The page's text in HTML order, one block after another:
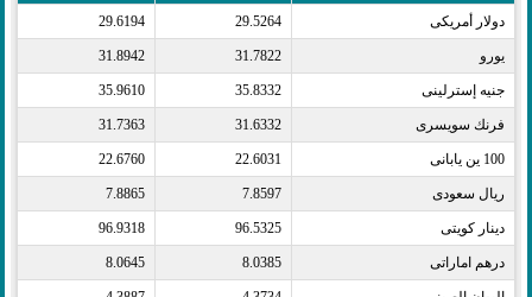
دولار أمريكى​ 29.5264
29.6194
يورو​ 31.7822
31.8942
جنيه إسترلينى​ 35.8332
35.9610
فرنك سويسرى​ 31.6332
31.7363
100 ين يابانى​ 22.6031
22.6760
ريال سعودى​ 7.8597
7.8865
دينار كويتى​ 96.5325
96.9318
درهم اماراتى​ 8.0385
8.0645